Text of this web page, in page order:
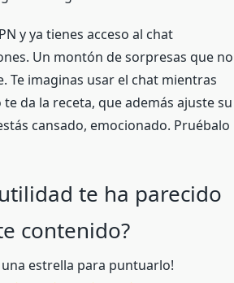
y ya tienes acceso al chat
Un montón de sorpresas que no
Te imaginas usar el chat mientras
da la receta, que además ajuste su
cansado, emocionado. Pruébalo
te ha parecido
contenido?
una estrella para puntuarlo!